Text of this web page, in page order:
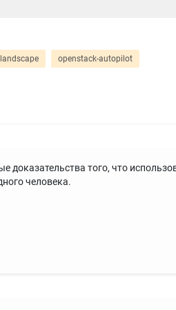
landscape openstack-autopilot
доказательства того, что
человека.